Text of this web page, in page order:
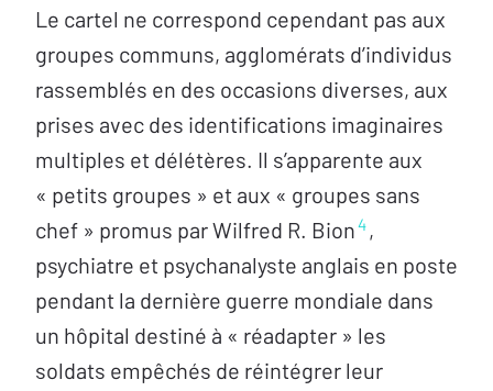
Le cartel ne correspond cependant pas aux
groupes communs, agglomérats d’individus
rassemblés en des occasions diverses, aux
prises avec des identifications imaginaires
multiples et délétères. Il s’apparente aux
« petits groupes » et aux « groupes sans
chef » promus par Wilfred R. Bion4 ,
psychiatre et psychanalyste anglais en poste
pendant la dernière guerre mondiale dans
un hôpital destiné à « réadapter » les
soldats empêchés de réintégrer leur